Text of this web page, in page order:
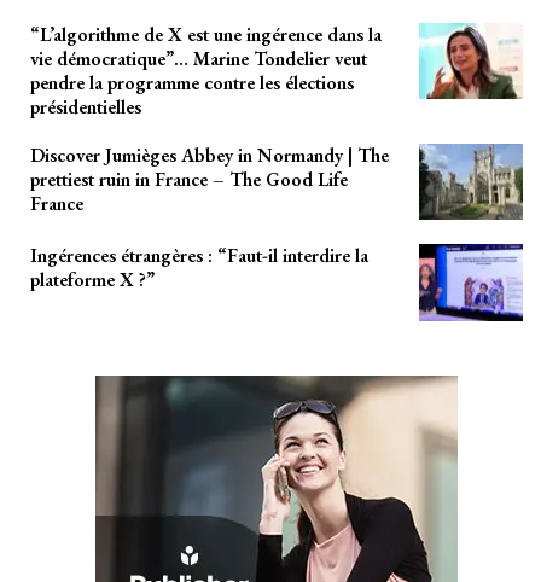
“L’algorithme de X est une ingérence dans la
vie démocratique”… Marine Tondelier veut
pendre la programme contre les élections
présidentielles
Discover Jumièges Abbey in Normandy | The
prettiest ruin in France – The Good Life
France
Ingérences étrangères : “Faut-il interdire la
plateforme X ?”